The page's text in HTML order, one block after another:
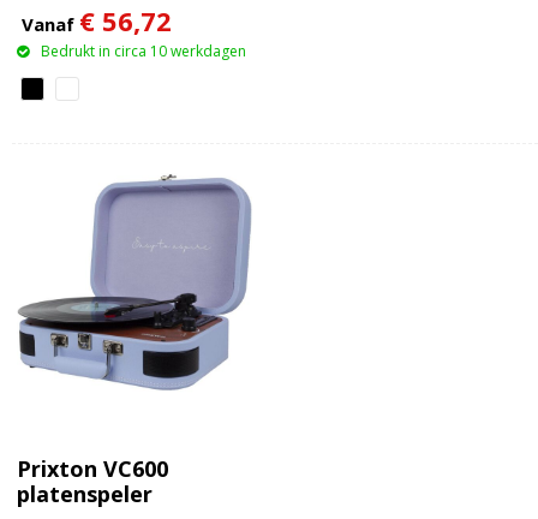
Vanaf € 56,72
Bedrukt in circa 10 werkdagen
Prixton VC600
platenspeler